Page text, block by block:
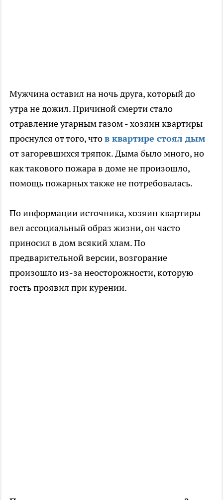
Мужчина оставил на ночь друга, который до
утра не дожил. Причиной смерти стало
отравление угарным газом - хозяин квартиры
проснулся от того, чтов квартире стоял дым
от загоревшихся тряпок. Дыма было много, но
как такового пожара в доме не произошло,
помощь пожарных также не потребовалась.
По информации источника, хозяин квартиры
вел ассоциальный образ жизни, он часто
приносил в дом всякий хлам. По
предварительной версии, возгорание
произошло из-за неосторожности, которую
гость проявил при курении.